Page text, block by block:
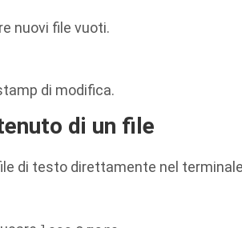
nuovi file vuoti.
di modifica.
di un file
di testo direttamente nel